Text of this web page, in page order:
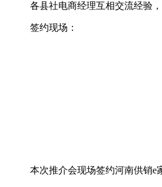
各县社电商经理互相交流经验
签约现场：
本次推介会现场签约河南供销e